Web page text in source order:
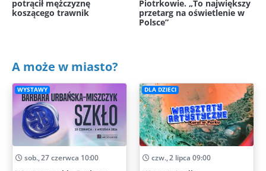
potrącił mężczyznę
koszącego trawnik
Piotrkowie. „To największy
przetarg na oświetlenie w
Polsce”
A może w miasto?
WYSTAWY
sob., 27 czerwca 10:00
DLA DZIECI
czw., 2 lipca 09:00